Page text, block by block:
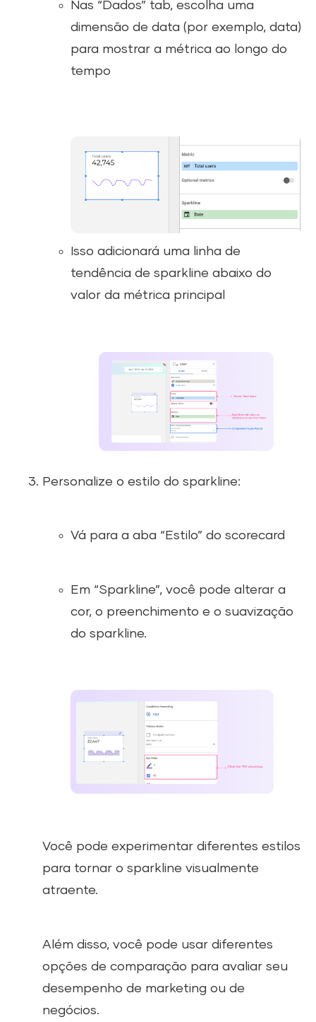
Nas “Dados” tab, escolha uma
dimensão de data (por exemplo, data)
para mostrar a métrica ao longo do
tempo
Isso adicionará uma linha de
tendência de sparkline abaixo do
valor da métrica principal
Personalize o estilo do sparkline:
Vá para a aba “Estilo” do scorecard
Em “Sparkline”, você pode alterar a
cor, o preenchimento e o suavização
do sparkline.
Você pode experimentar diferentes estilos
para tornar o sparkline visualmente
atraente.
Além disso, você pode usar diferentes
opções de comparação para avaliar seu
desempenho de marketing ou de
negócios.